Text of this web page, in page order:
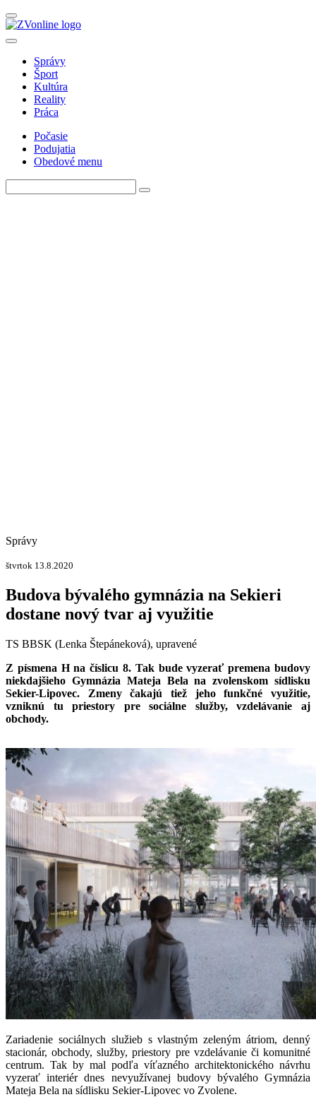
Správy
Šport
Kultúra
Reality
Práca
Počasie
Podujatia
Obedové menu
Správy
štvrtok 13.8.2020
Budova bývalého gymnázia na Sekieri
dostane nový tvar aj využitie
TS BBSK (Lenka Štepáneková), upravené
Z písmena H na číslicu 8. Tak bude vyzerať premena budovy
niekdajšieho Gymnázia Mateja Bela na zvolenskom sídlisku
Sekier-Lipovec. Zmeny čakajú tiež jeho funkčné využitie,
vzniknú tu priestory pre sociálne služby, vzdelávanie aj
obchody.
Zariadenie sociálnych služieb s vlastným zeleným átriom, denný
stacionár, obchody, služby, priestory pre vzdelávanie či komunitné
centrum. Tak by mal podľa víťazného architektonického návrhu
vyzerať interiér dnes nevyužívanej budovy bývalého Gymnázia
Mateja Bela na sídlisku Sekier-Lipovec vo Zvolene.